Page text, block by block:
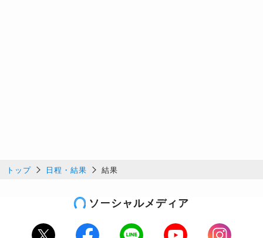
トップ 日程・結果 結果
ソーシャルメディア